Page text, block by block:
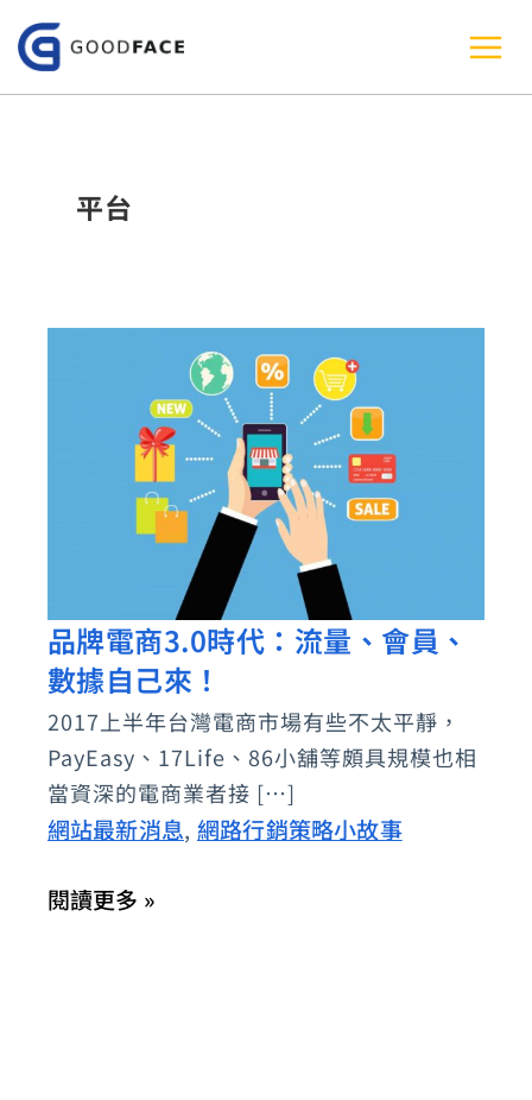
至
主
平台
品牌電商3.0時代：流量、會員、
數據自己來！
2017上半年台灣電商市場有些不太平靜，
PayEasy、17Life、86小舖等頗具規模也相
當資深的電商業者接 […]
網站最新消息, 網路行銷策略小故事
品
牌
電
商
3.0
時
流
閱讀更多 »